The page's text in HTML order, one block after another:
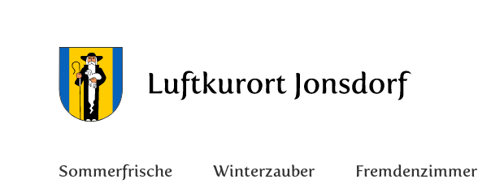
Sommerfrische Winterzauber Fremdenzimmer